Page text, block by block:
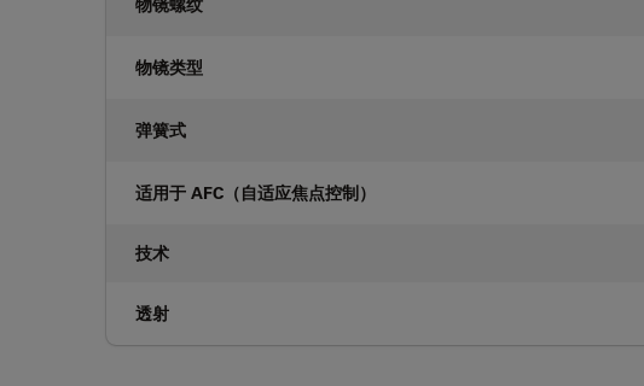
物镜螺纹
物镜类型
弹簧式
适用于 AFC（自适应焦点控制）
技术
透射